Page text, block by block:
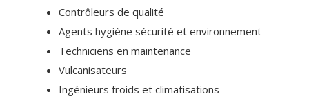
Contrôleurs de qualité
Agents hygiène sécurité et environnement
Techniciens en maintenance
Vulcanisateurs
Ingénieurs froids et climatisations